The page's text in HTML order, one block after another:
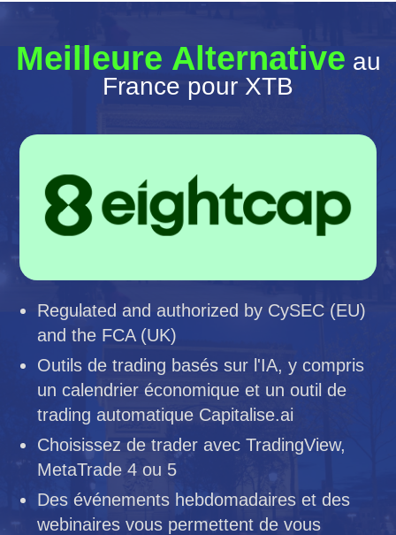
Meilleure Alternative au
France pour XTB
Regulated and authorized by CySEC (EU)
and the FCA (UK)
Outils de trading basés sur l'IA, y compris
un calendrier économique et un outil de
trading automatique Capitalise.ai
Choisissez de trader avec TradingView,
MetaTrade 4 ou 5
Des événements hebdomadaires et des
webinaires vous permettent de vous